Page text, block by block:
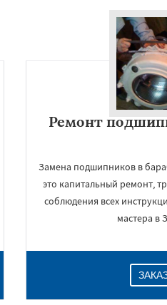
Ремонт
Замена подшипников в
это капитальный ремонт,
соблюдения всех
мастера в